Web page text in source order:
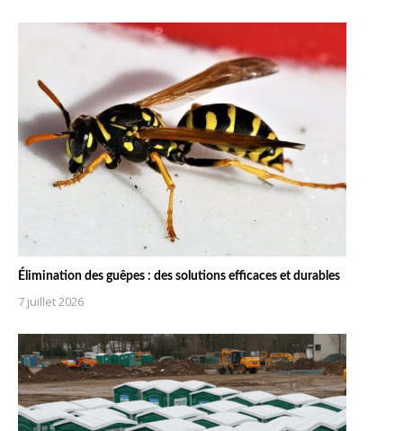
Élimination des guêpes : des solutions efficaces et durables
7 juillet 2026